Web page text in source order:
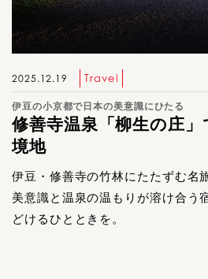
2025.12.19 Travel
伊豆の小京都で日本の美意識にひたる
修善寺温泉「柳生の庄
境地
伊豆・修善寺の竹林にたたずむ名
美意識と温泉の温もりが溶け合う
どけるひとときを。